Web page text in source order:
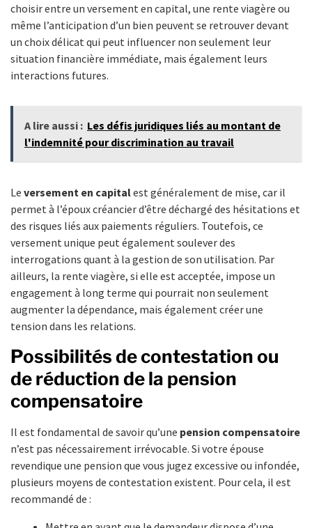
choisir entre un versement en capital, une rente viagère ou
même l’anticipation d’un bien peuvent se retrouver devant
un choix délicat qui peut influencer non seulement leur
situation financière immédiate, mais également leurs
interactions futures.
A lire aussi : Les défis juridiques liés au montant de
l'indemnité pour discrimination au travail
Le versement en capitalest généralement de mise, car il
permet à l’époux créancier d’être déchargé des hésitations et
des risques liés aux paiements réguliers. Toutefois, ce
versement unique peut également soulever des
interrogations quant à la gestion de son utilisation. Par
ailleurs, la rente viagère, si elle est acceptée, impose un
engagement à long terme qui pourrait non seulement
augmenter la dépendance, mais également créer une
tension dans les relations.
Possibilités de contestation ou
de réduction de la pension
compensatoire
Il est fondamental de savoir qu’une pension compensatoire
n’est pas nécessairement irrévocable. Si votre épouse
revendique une pension que vous jugez excessive ou infondée,
plusieurs moyens de contestation existent. Pour cela, il est
recommandé de :